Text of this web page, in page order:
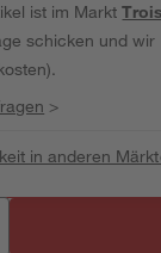
ist im Markt
schicken und
>
in anderen